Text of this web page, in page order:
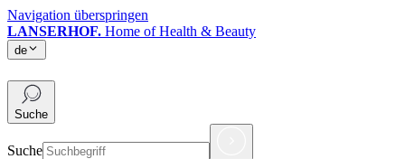
Navigation überspringen
LANSERHOF. Home of Health & Beauty
de
Suche
Suche